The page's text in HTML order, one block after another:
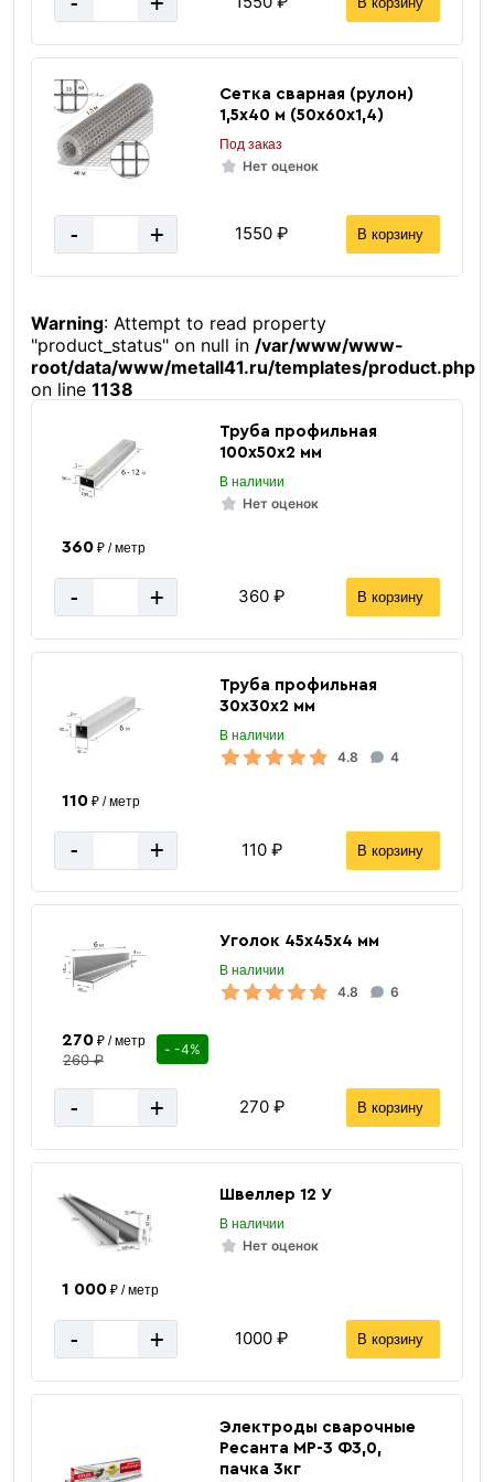
Сетка сварная (рулон)
1,5х40 м (50х60х1,4)
Под заказ
Нет оценок
- + 1550 ₽ В корзину
Warning: Attempt to read property
"product_status" on null in /var/www/www-
root/data/www/metall41.ru/templates/product.php
on line1138
Труба профильная
100х50х2 мм
В наличии
Нет оценок
360₽ / метр
- + 360 ₽ В корзину
Труба профильная
30х30х2 мм
В наличии
4.8 4
110₽ / метр
- + 110 ₽ В корзину
Уголок 45х45х4 мм
В наличии
4.8 6
270₽ / метр
260 ₽
- -4%
- + 270 ₽ В корзину
Швеллер 12 У
В наличии
Нет оценок
1 000₽ / метр
- + 1000 ₽ В корзину
Электроды сварочные
Ресанта МР-3 Ф3,0,
пачка 3кг